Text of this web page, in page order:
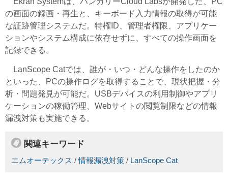
の画面の録画・再生と、キーボード入力情報の取得が可能
な証跡管理システムだ。特権ID、管理者権限、アプリケー
ションやシステム構成に依存せずに、すべての操作画面を
記録できる。
LanScope Catでは、誰が・いつ・どんな操作をしたのか
といった、PCの操作ログを取得することで、現状把握・分
析・問題発見が可能だ。USBデバイスの利用制御やアプリ
ケーションの稼働管理、Webサイトの閲覧制限などの情報
漏洩対策も実施できる。
関連キーワード
エムオーテックス /情報漏洩対策 / LanScope Cat